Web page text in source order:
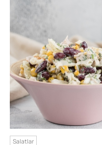
Salatlar